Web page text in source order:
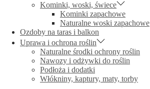
Kominki, woski, świece
Kominki zapachowe
Naturalne woski zapachowe
Ozdoby na taras i balkon
Uprawa i ochrona roślin
Naturalne środki ochrony roślin
Nawozy i odżywki do roślin
Podłoża i dodatki
Włókniny, kaptury, maty, torby